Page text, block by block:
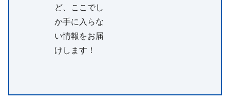
ど、ここでし
か手に入らな
い情報をお届
けします！